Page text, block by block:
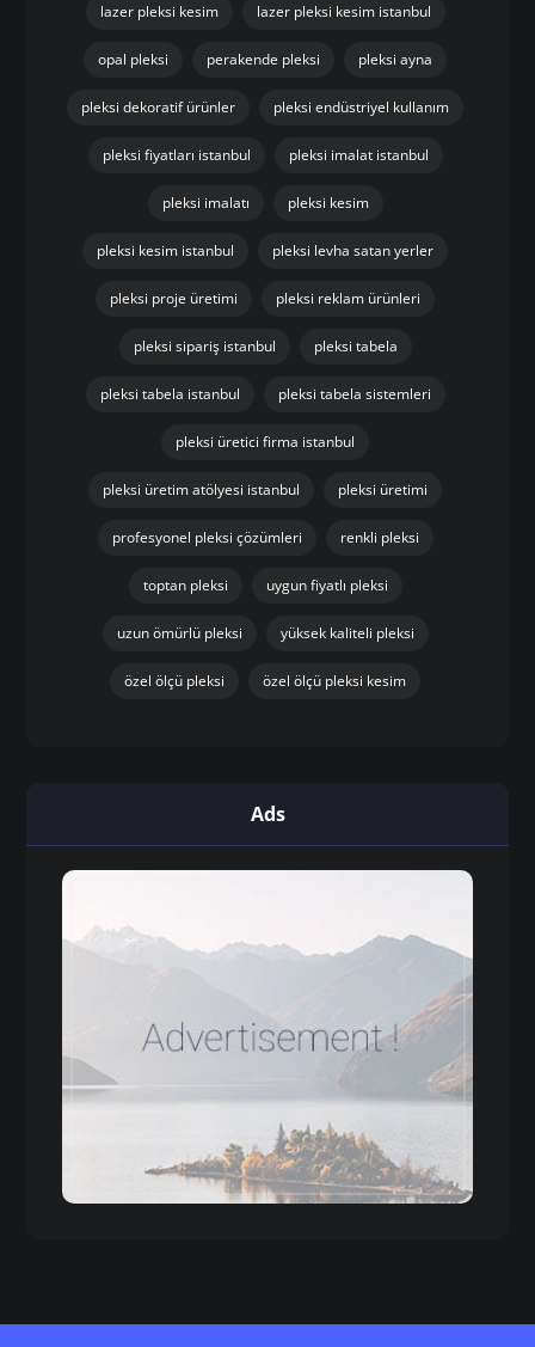
lazer pleksi kesim lazer pleksi kesim istanbul
opal pleksi perakende pleksi pleksi ayna
pleksi dekoratif ürünler pleksi endüstriyel kullanım
pleksi fiyatları istanbul pleksi imalat istanbul
pleksi imalatı pleksi kesim
pleksi kesim istanbul pleksi levha satan yerler
pleksi proje üretimi pleksi reklam ürünleri
pleksi sipariş istanbul pleksi tabela
pleksi tabela istanbul pleksi tabela sistemleri
pleksi üretici firma istanbul
pleksi üretim atölyesi istanbul pleksi üretimi
profesyonel pleksi çözümleri renkli pleksi
toptan pleksi uygun fiyatlı pleksi
uzun ömürlü pleksi yüksek kaliteli pleksi
özel ölçü pleksi özel ölçü pleksi kesim
Ads